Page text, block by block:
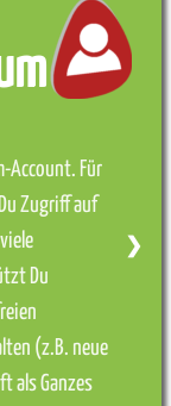
Account. Für
Zugriff auf
Du
(z.B. neue
als Ganzes
❯